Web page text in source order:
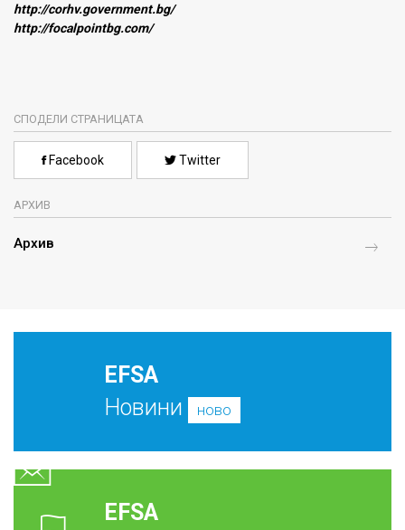
http://corhv.government.bg/
http://focalpointbg.com/
СПОДЕЛИ СТРАНИЦАТА
Facebook Twitter
АРХИВ
Архив
EFSA
Новини
ново
EFSA